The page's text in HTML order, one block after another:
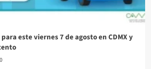
este viernes 7 de agosto en CDMX y
0